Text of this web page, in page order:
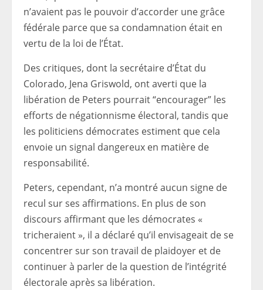
n’avaient pas le pouvoir d’accorder une grâce
fédérale parce que sa condamnation était en
vertu de la loi de l’État.
Des critiques, dont la secrétaire d’État du
Colorado, Jena Griswold, ont averti que la
libération de Peters pourrait “encourager” les
efforts de négationnisme électoral, tandis que
les politiciens démocrates estiment que cela
envoie un signal dangereux en matière de
responsabilité.
Peters, cependant, n’a montré aucun signe de
recul sur ses affirmations. En plus de son
discours affirmant que les démocrates «
tricheraient », il a déclaré qu’il envisageait de se
concentrer sur son travail de plaidoyer et de
continuer à parler de la question de l’intégrité
électorale après sa libération.